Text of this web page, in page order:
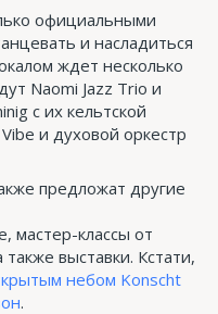
официальными
и насладиться
ждет несколько
Naomi Jazz Trio и
с их кельтской
и духовой оркестр
предложат другие
мастер-классы от
выставки. Кстати,
небом Konscht
.